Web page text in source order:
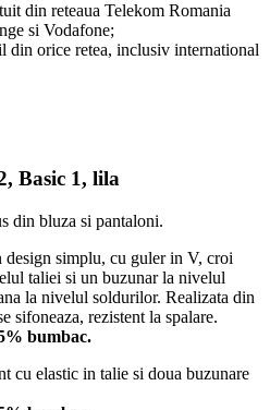
din reteaua Telekom Romania
si Vodafone;
din orice retea, inclusiv international
Basic 1, lila
din bluza si pantaloni.
design simplu, cu guler in V, croi
taliei si un buzunar la nivelul
la nivelul soldurilor. Realizata din
sifoneaza, rezistent la spalare.
bumbac.
cu elastic in talie si doua buzunare